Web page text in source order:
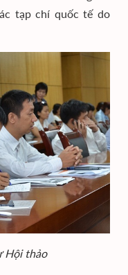
tạp chí quốc tế do
Hội thảo